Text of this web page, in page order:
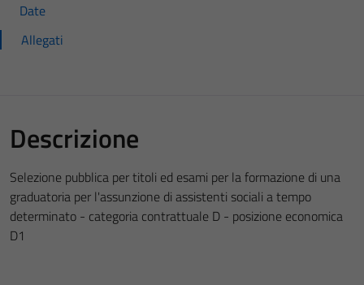
Date
Allegati
Descrizione
Selezione pubblica per titoli ed esami per la formazione di una
graduatoria per l'assunzione di assistenti sociali a tempo
determinato - categoria contrattuale D - posizione economica
D1